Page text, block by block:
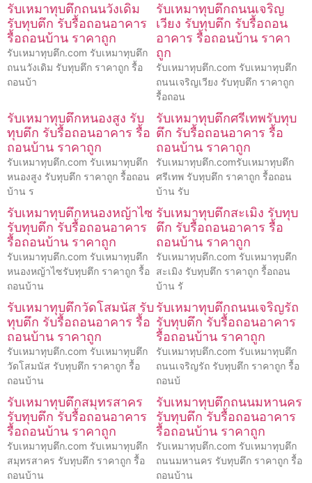
รับเหมาทุบตึกถนนวังเดิม
รับทุบตึก รับรื้อถอนอาคาร
รื้อถอนบ้าน ราคาถูก
รับเหมาทุบตึก.com รับเหมาทุบตึก
ถนนวังเดิม รับทุบตึก ราคาถูก รื้อ
ถอนบ้า
รับเหมาทุบตึกถนนเจริญ
เวียง รับทุบตึก รับรื้อถอน
อาคาร รื้อถอนบ้าน ราคา
ถูก
รับเหมาทุบตึก.com รับเหมาทุบตึก
ถนนเจริญเวียง รับทุบตึก ราคาถูก
รื้อถอน
รับเหมาทุบตึกหนองสูง รับ
ทุบตึก รับรื้อถอนอาคาร รื้อ
ถอนบ้าน ราคาถูก
รับเหมาทุบตึก.com รับเหมาทุบตึก
หนองสูง รับทุบตึก ราคาถูก รื้อถอน
บ้าน ร
รับเหมาทุบตึกศรีเทพรับทุบ
ตึก รับรื้อถอนอาคาร รื้อ
ถอนบ้าน ราคาถูก
รับเหมาทุบตึก.comรับเหมาทุบตึก
ศรีเทพ รับทุบตึก ราคาถูก รื้อถอน
บ้าน รับ
รับเหมาทุบตึกหนองหญ้าไซ
รับทุบตึก รับรื้อถอนอาคาร
รื้อถอนบ้าน ราคาถูก
รับเหมาทุบตึก.com รับเหมาทุบตึก
หนองหญ้าไซรับทุบตึก ราคาถูก รื้อ
ถอนบ้าน
รับเหมาทุบตึกสะเมิง รับทุบ
ตึก รับรื้อถอนอาคาร รื้อ
ถอนบ้าน ราคาถูก
รับเหมาทุบตึก.com รับเหมาทุบตึก
สะเมิง รับทุบตึก ราคาถูก รื้อถอน
บ้าน รั
รับเหมาทุบตึกวัดโสมนัส รับ
ทุบตึก รับรื้อถอนอาคาร รื้อ
ถอนบ้าน ราคาถูก
รับเหมาทุบตึก.com รับเหมาทุบตึก
วัดโสมนัส รับทุบตึก ราคาถูก รื้อ
ถอนบ้าน
รับเหมาทุบตึกถนนเจริญรัถ
รับทุบตึก รับรื้อถอนอาคาร
รื้อถอนบ้าน ราคาถูก
รับเหมาทุบตึก.com รับเหมาทุบตึก
ถนนเจริญรัถ รับทุบตึก ราคาถูก รื้อ
ถอนบ้
รับเหมาทุบตึกสมุทรสาคร
รับทุบตึก รับรื้อถอนอาคาร
รื้อถอนบ้าน ราคาถูก
รับเหมาทุบตึก.com รับเหมาทุบตึก
สมุทรสาคร รับทุบตึก ราคาถูก รื้อ
ถอนบ้าน
รับเหมาทุบตึกถนนมหานคร
รับทุบตึก รับรื้อถอนอาคาร
รื้อถอนบ้าน ราคาถูก
รับเหมาทุบตึก.com รับเหมาทุบตึก
ถนนมหานคร รับทุบตึก ราคาถูก รื้อ
ถอนบ้าน